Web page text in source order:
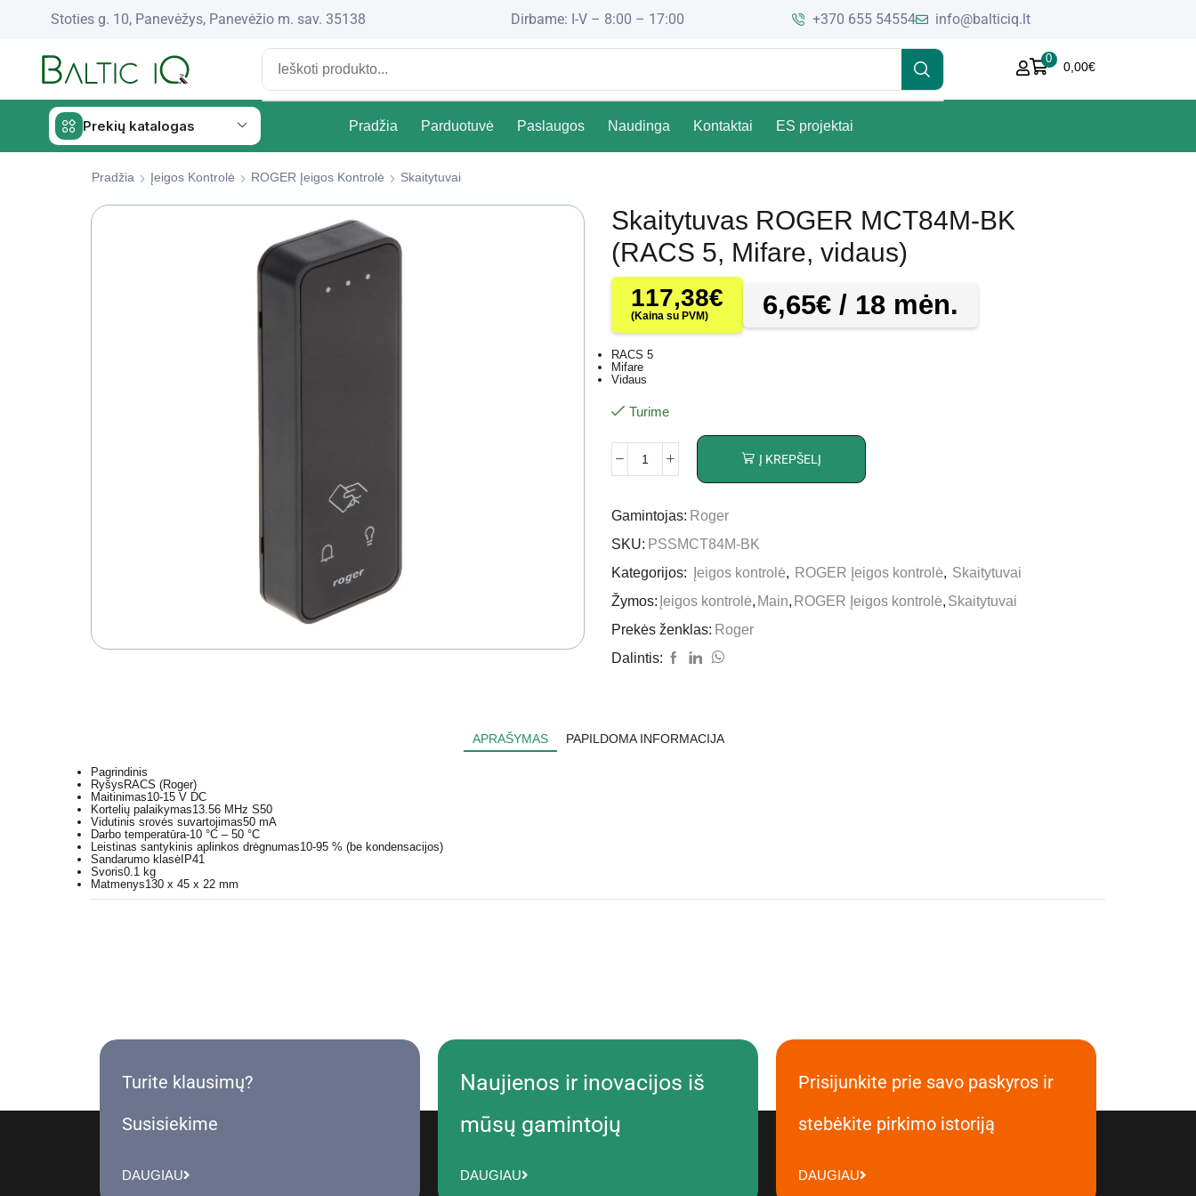
Stoties g. 10, Panevėžys, Panevėžio m. sav. 35138 Dirbame: I-V – 8:00 – 17:00 +370 655 54554 info@balticiq.lt
0
0,00€
Prekių katalogas Pradžia Parduotuvė Paslaugos Naudinga Kontaktai ES projektai
Pradžia Įeigos Kontrolė ROGER Įeigos Kontrolė Skaitytuvai
Skaitytuvas ROGER MCT84M-BK
(RACS 5, Mifare, vidaus)
117,38€
(Kaina su PVM) 6,65€ / 18 mėn.
RACS 5
Mifare
Vidaus
Turime
Į KREPŠELĮ
Gamintojas: Roger
SKU: PSSMCT84M-BK
Kategorijos:
Įeigos kontrolė, ROGER Įeigos kontrolė, Skaitytuvai
Žymos: Įeigos kontrolė, Main, ROGER Įeigos kontrolė, Skaitytuvai
Prekės ženklas: Roger
Dalintis:
APRAŠYMAS PAPILDOMA INFORMACIJA
Pagrindinis
RyšysRACS (Roger)
Maitinimas10-15 V DC
Kortelių palaikymas13.56 MHz S50
Vidutinis srovės suvartojimas50 mA
Darbo temperatūra-10 °C – 50 °C
Leistinas santykinis aplinkos drėgnumas10-95 % (be kondensacijos)
Sandarumo klasėIP41
Svoris0.1 kg
Matmenys130 x 45 x 22 mm
Turite klausimų?
Susisiekime
DAUGIAU
Naujienos ir inovacijos iš
mūsų gamintojų
DAUGIAU
Prisijunkite prie savo paskyros ir
stebėkite pirkimo istoriją
DAUGIAU